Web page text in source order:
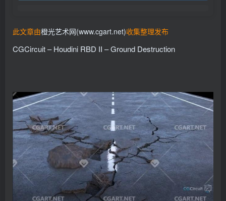
此文章由橙光艺术网(www.cgart.net)收集整理发布
CGCircuit – Houdini RBD II – Ground Destruction